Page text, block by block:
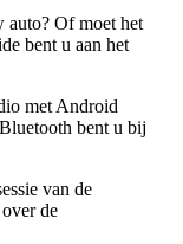
auto? Of moet het
bent u aan het
met Android
bent u bij
van de
de